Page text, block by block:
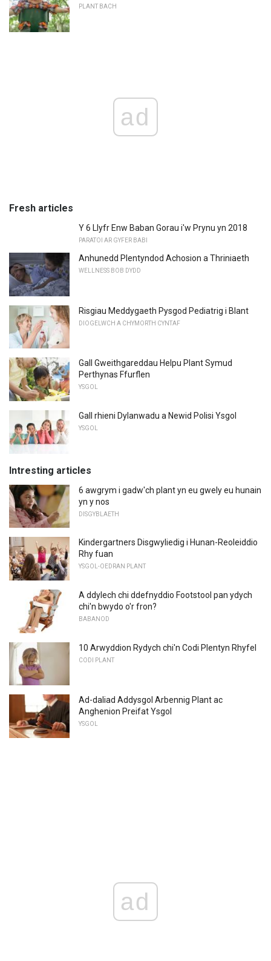
PLANT BACH
ad
Fresh articles
Y 6 Llyfr Enw Baban Gorau i'w Prynu yn 2018
PARATOI AR GYFER BABI
Anhunedd Plentyndod Achosion a Thriniaeth
WELLNESS BOB DYDD
Risgiau Meddygaeth Pysgod Pediatrig i Blant
DIOGELWCH A CHYMORTH CYNTAF
Gall Gweithgareddau Helpu Plant Symud
Perthynas Ffurflen
YSGOL
Gall rhieni Dylanwadu a Newid Polisi Ysgol
YSGOL
Intresting articles
6 awgrym i gadw'ch plant yn eu gwely eu hunain
yn y nos
DISGYBLAETH
Kindergartners Disgwyliedig i Hunan-Reoleiddio
Rhy fuan
YSGOL-OEDRAN PLANT
A ddylech chi ddefnyddio Footstool pan ydych
chi'n bwydo o'r fron?
BABANOD
10 Arwyddion Rydych chi'n Codi Plentyn Rhyfel
CODI PLANT
Ad-daliad Addysgol Arbennig Plant ac
Anghenion Preifat Ysgol
YSGOL
ad